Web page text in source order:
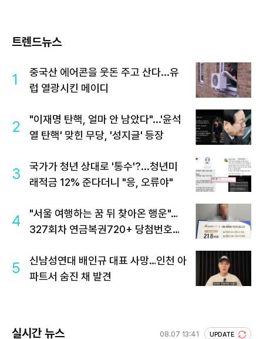
트렌드뉴스
1
중국산 에어콘을 웃돈 주고 산다...유
럽 열광시킨 메이디
2
"이재명 탄핵, 얼마 안 남았다"...'윤석
열 탄핵' 맞힌 무당, '성지글' 등장
3
국가가 청년 상대로 '통수'?...청년미
래적금 12% 준다더니 "응, 오류야"
4
"서울 여행하는 꿈 뒤 찾아온 행운"…
327회차 연금복권720+ 당첨번호조
5
신남성연대 배인규 대표 사망…인천 아
파트서 숨진 채 발견
실시간 뉴스 08.07 13:41 UPDATE